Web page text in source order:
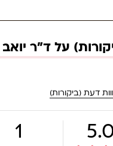
על ד"ר יואב
דעת (ביקורות)
1